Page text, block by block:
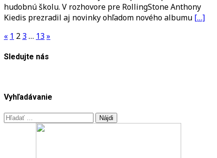
Peppers
prezradil
hudobnú školu. V rozhovore pre RollingStone Anthony
Kiedis prezradil aj novinky ohľadom nového albumu […]
Stránkovanie
príspevkov
« 1 2 3… 13»
Sledujte nás
Vyhľadávanie
Hľadať: